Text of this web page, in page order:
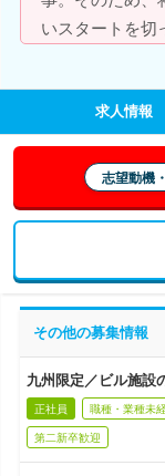
いスタートを切
求人情報
志望動機
その他の募集情報
九州限定／ビル施設
正社員 職種・業種未
第二新卒歓迎